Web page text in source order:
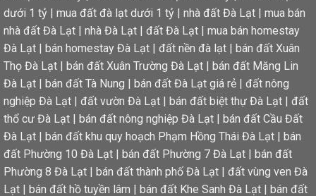
dưới 1 tỷ | mua đất đà lạt dưới 1 tỷ | nhà đất Đà Lạt | mua bán
nhà đất Đà Lạt | nhà Đà Lạt | đất Đà Lạt | mua bán homestay
Đà Lạt | bán homestay Đà Lạt | đất nền đà lạt | bán đất Xuân
Thọ Đà Lạt | bán đất Xuân Trường Đà Lạt | bán đất Măng Lin
Đà Lạt | bán đất Tà Nung | bán đất Đà Lạt giá rẻ | đất nông
nghiệp Đà Lạt | đất vườn Đà Lạt | bán đất biệt thự Đà Lạt | đất
thổ cư Đà Lạt | bán đất nông nghiệp Đà Lạt | bán đất Cầu Đất
Đà Lạt | bán đất khu quy hoạch Phạm Hồng Thái Đà Lạt | bán
đất Phường 10 Đà Lạt | bán đất Phường 7 Đà Lạt | bán đất
Phường 8 Đà Lạt | bán đất thành phố Đà Lạt | đất vùng ven Đà
Lạt | bán đất hồ tuyền lâm | bán đất Khe Sanh Đà Lạt | bán đất